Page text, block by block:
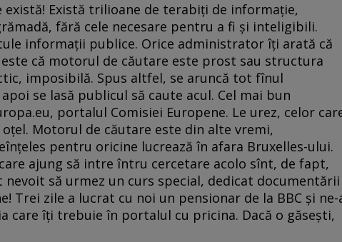
există! Există trilioane de terabiţi de informaţie,
fără cele necesare pentru a fi şi inteligibili.
informaţii publice. Orice administrator îţi arată că
că motorul de căutare este prost sau structura
imposibilă. Spus altfel, se aruncă tot fînul
se lasă publicul să caute acul. Cel mai bun
portalul Comisiei Europene. Le urez, celor
Motorul de căutare este din alte vremi,
pentru oricine lucrează în afara Bruxelles-ului.
ajung să intre întru cercetare acolo sînt, de fapt,
să urmez un curs special, dedicat documentării
Trei zile a lucrat cu noi un pensionar de la BBC şi ne-
care îţi trebuie în portalul cu pricina. Dacă o găseşti,